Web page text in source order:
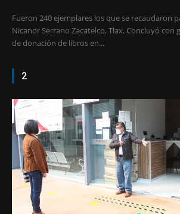
Fueron 240 ejemplares los que se recaudaron
Nicanor Serrano Zacatelco, Tlax. Concluyó con gran éxito la campaña
de donación de libros en...
2